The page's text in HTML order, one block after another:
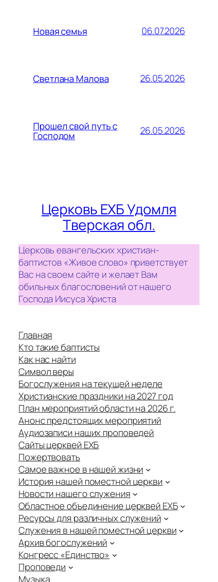
Новая семья 06.07.2026
Светлана Малова 26.05.2026
Прошел свой путь с
Господом 26.05.2026
Церковь ЕХБ Удомля
Тверская обл.
Церковь евангельских христиан-
баптистов «Живое слово» приветствует
Вас на своем сайте и желает Вам
обильных благословений от нашего
Господа Иисуса Христа
Главная
Кто такие баптисты
Как нас найти
Символ веры
Богослужения на текущей неделе
Христианские праздники на 2027 год
План мероприятий области на 2026 г.
Анонс предстоящих мероприятий
Аудиозаписи наших проповедей
Сайты церквей ЕХБ
Пожертвовать
Самое важное в нашей жизни
История нашей поместной церкви
Новости нашего служения
Областное объединение церквей ЕХБ
Ресурсы для различных служений
Служения в нашей поместной церкви
Архив богослужений
Конгресс «Единство»
Проповеди
Музыка